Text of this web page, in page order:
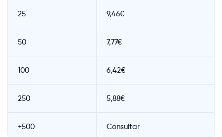
25 9,46€
50 7,77€
100 6,42€
250 5,88€
+500 Consultar